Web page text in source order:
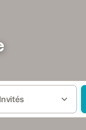
Invités